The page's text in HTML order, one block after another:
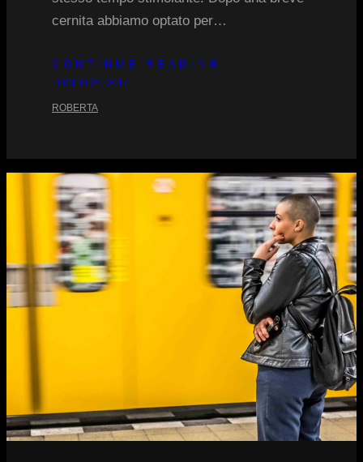
cernita abbiamo optato per…
CONTINUE READING
LUGLIO 28, 2017
ROBERTA